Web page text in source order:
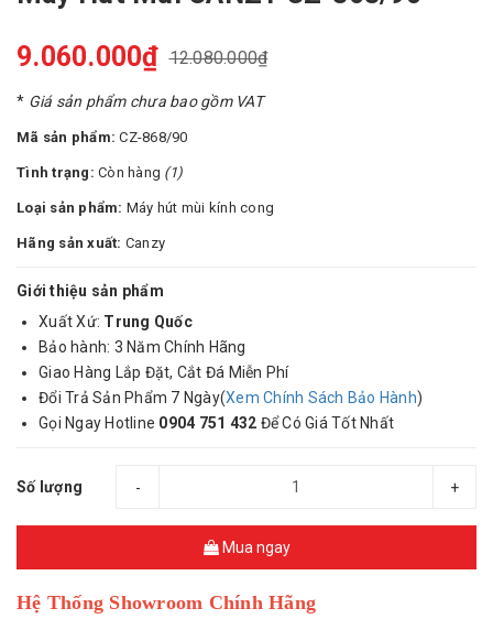
9.060.000₫ 12.080.000₫
* Giá sản phẩm chưa bao gồm VAT
Mã sản phẩm:CZ-868/90
Tình trạng: Còn hàng (1)
Loại sản phẩm: Máy hút mùi kính cong
Hãng sản xuất: Canzy
Giới thiệu sản phẩm
Xuất Xứ: Trung Quốc
Bảo hành: 3 Năm Chính Hãng
Giao Hàng Lắp Đặt, Cắt Đá Miễn Phí
Đổi Trả Sản Phẩm 7 Ngày(Xem Chính Sách Bảo Hành)
Gọi Ngay Hotline 0904 751 432 Để Có Giá Tốt Nhất
Số lượng - +
Mua ngay
Hệ Thống Showroom Chính Hãng